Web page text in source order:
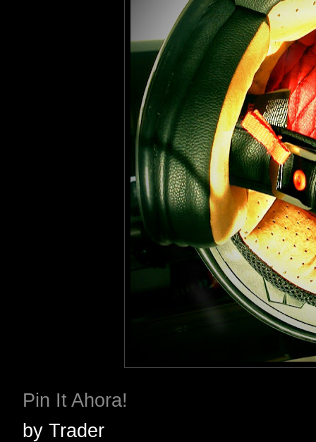
Pin It Ahora!
by Trader